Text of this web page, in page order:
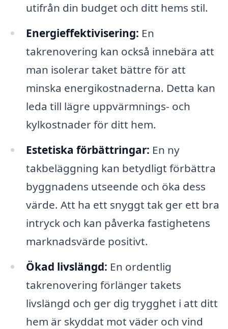
utifrån din budget och ditt hems stil.
Energieffektivisering: En
takrenovering kan också innebära att
man isolerar taket bättre för att
minska energikostnaderna. Detta kan
leda till lägre uppvärmnings- och
kylkostnader för ditt hem.
Estetiska förbättringar: En ny
takbeläggning kan betydligt förbättra
byggnadens utseende och öka dess
värde. Att ha ett snyggt tak ger ett bra
intryck och kan påverka fastighetens
marknadsvärde positivt.
Ökad livslängd: En ordentlig
takrenovering förlänger takets
livslängd och ger dig trygghet i att ditt
hem är skyddat mot väder och vind